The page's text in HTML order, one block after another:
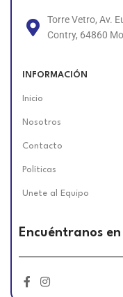
Torre Vetro, Av.
Contry, 64860
INFORMACIÓN
Inicio
Nosotros
Contacto
Políticas
Unete al Equipo
Encuéntranos